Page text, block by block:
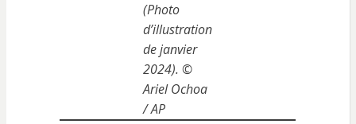
(Photo
d’illustration
de janvier
2024). ©
Ariel Ochoa
/ AP